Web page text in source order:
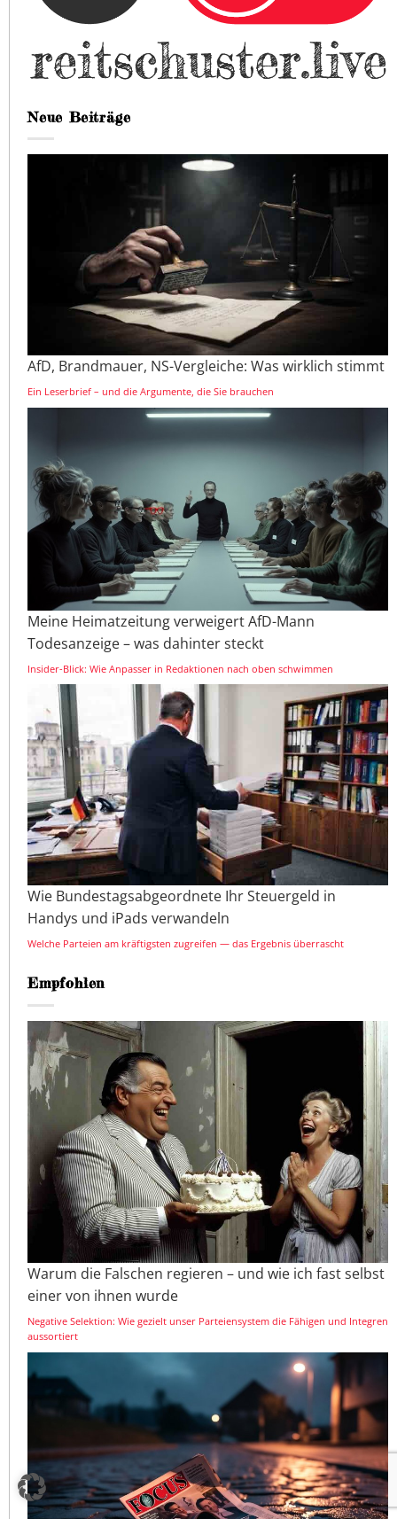
Neue Beiträge
AfD, Brandmauer, NS-Vergleiche: Was wirklich stimmt
Ein Leserbrief – und die Argumente, die Sie brauchen
Meine Heimatzeitung verweigert AfD-Mann
Todesanzeige – was dahinter steckt
Insider-Blick: Wie Anpasser in Redaktionen nach oben schwimmen
Wie Bundestagsabgeordnete Ihr Steuergeld in
Handys und iPads verwandeln
Welche Parteien am kräftigsten zugreifen — das Ergebnis überrascht
Empfohlen
Warum die Falschen regieren – und wie ich fast selbst
einer von ihnen wurde
Negative Selektion: Wie gezielt unser Parteiensystem die Fähigen und Integren
aussortiert